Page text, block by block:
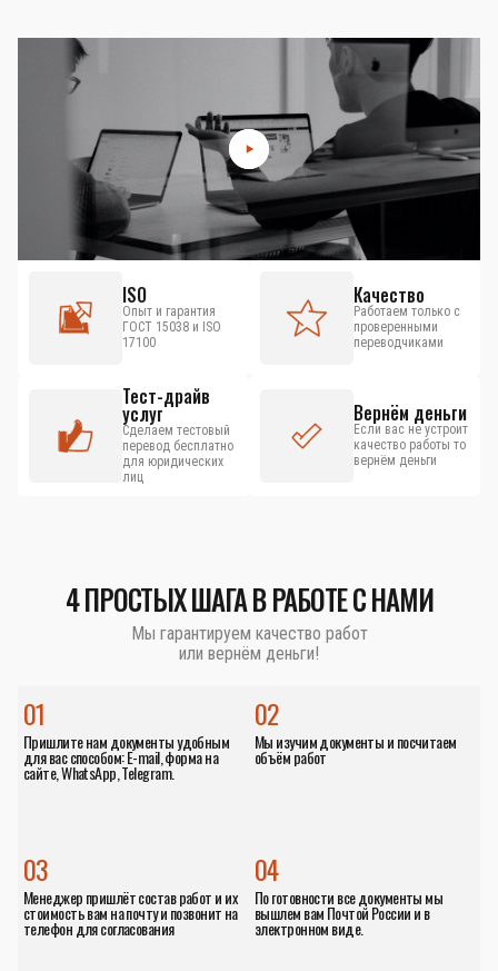
ISO
Опыт и гарантия
ГОСТ 15038 и ISO
17100
Качество
Работаем только с
проверенными
переводчиками
Тест-драйв
услуг
Сделаем тестовый
перевод бесплатно
для юридических
лиц
Вернём деньги
Если вас не устроит
качество работы то
вернём деньги
4 ПРОСТЫХ ШАГА В РАБОТЕ С НАМИ
Мы гарантируем качество работ
или вернём деньги!
01
Пришлите нам документы удобным
для вас способом: E-mail, форма на
сайте, WhatsApp, Telegram.
02
Мы изучим документы и посчитаем
объём работ
04
По готовности все документы мы
вышлем вам Почтой России и в
электронном виде.
03
Менеджер пришлёт состав работ и их
стоимость вам на почту и позвонит на
телефон для согласования